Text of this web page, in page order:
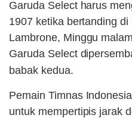
Garuda Select harus
1907 ketika bertanding
Lambrone, Minggu
Garuda Select
babak kedua.
Pemain Timnas
untuk mempertipis jarak